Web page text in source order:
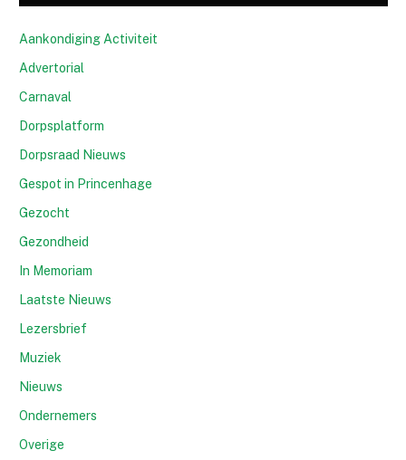
Aankondiging Activiteit
Advertorial
Carnaval
Dorpsplatform
Dorpsraad Nieuws
Gespot in Princenhage
Gezocht
Gezondheid
In Memoriam
Laatste Nieuws
Lezersbrief
Muziek
Nieuws
Ondernemers
Overige